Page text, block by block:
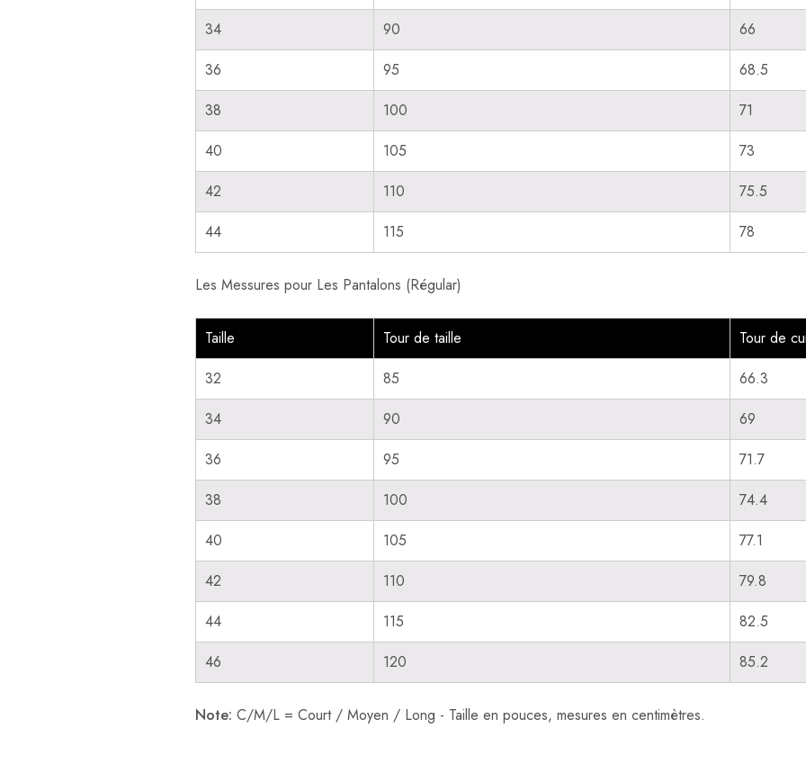
34
90
66
36
95
68.5
38
100
71
40
105
73
42
110
75.5
44
115 78
Les Messures pour Les Pantalons (Régular)
Taille Tour de taille
Tour de
32
85
66.3
34
90
69
36
95
71.7
38
100
74.4
40
105
77.1
42
110
79.8
44
115
82.5
46
120 85.2
Note: C/M/L = Court / Moyen / Long - Taille en pouces, mesures en centimètres.